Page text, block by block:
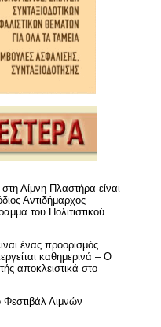
Λίμνη Πλαστήρα είναι
Αντιδήμαρχος
του Πολιτιστικού
ένας προορισμός
καθημερινά – Ο
αποκλειστικά στο
Λιμνών